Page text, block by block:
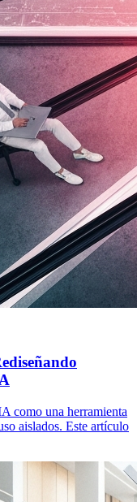
como una herramienta
aislados. Este artículo